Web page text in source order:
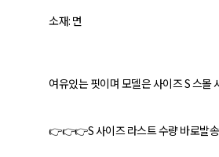
소재: 면
여유있는 핏이며 모델은 사이즈 S 스몰
👉👉👉S 사이즈 라스트 수량 바로발